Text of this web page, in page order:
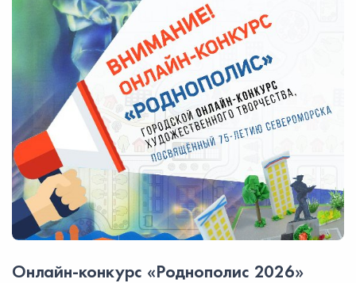
Онлайн-конкурс «Роднополис 2026»